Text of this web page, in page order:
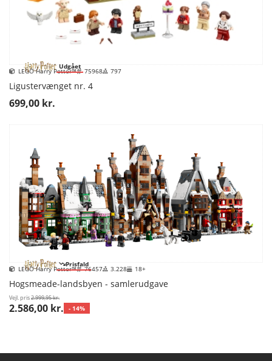
Udgået
LEGO Harry Potter™ 75968 797
Ligustervænget nr. 4
699,00 kr.
Prisfald
LEGO Harry Potter™ 76457 3.228 18+
Hogsmeade-landsbyen - samlerudgave
Vejl. pris2.999,95 kr.
2.586,00 kr. - 14%